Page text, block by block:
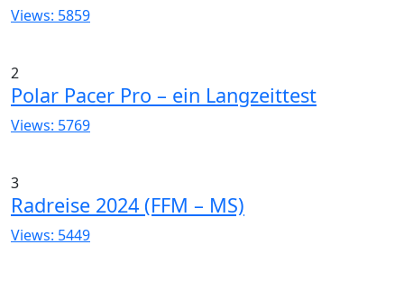
Views: 5859
2
Polar Pacer Pro – ein Langzeittest
Views: 5769
3
Radreise 2024 (FFM – MS)
Views: 5449